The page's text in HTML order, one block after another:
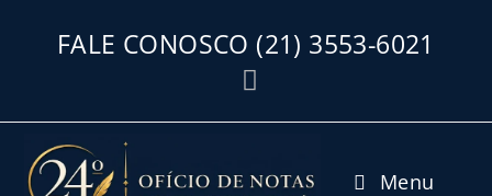
FALE CONOSCO (21) 3553-6021
Menu